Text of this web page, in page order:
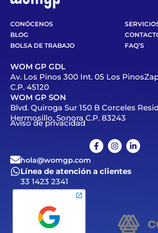
CONÓCENOS
BLOG
BOLSA DE TRABAJO
FAQ’S
WOM GP GDL
Av. Los Pinos 300 Int. 05 Los
C.P. 45120
WOM GP SON
Blvd. Quiroga Sur 150 B Corceles
Hermosillo, Sonora C.P. 83243
Aviso de privacidad
hola@womgp.com
Línea de atención a clientes
33 1423 2341